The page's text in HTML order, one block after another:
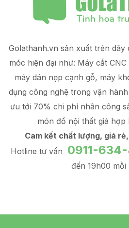
Golathanh.vn sản xuất trên
móc hiện đại như: Máy cắt
máy dán nẹp cạnh gỗ, máy
dụng công nghệ trong vận
ưu tới 70% chi phí nhân công
món đồ nội thất giá hợp
Cam kết chất lượng, giá
Hotline tư vấn 0911-
đến 19h00 mỗi